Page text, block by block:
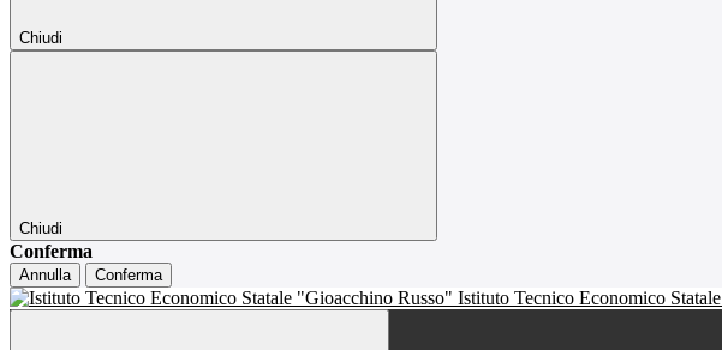
Chiudi
Chiudi
Conferma
Annulla Conferma
Istituto Tecnico Economico Statale